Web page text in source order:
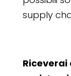
supply